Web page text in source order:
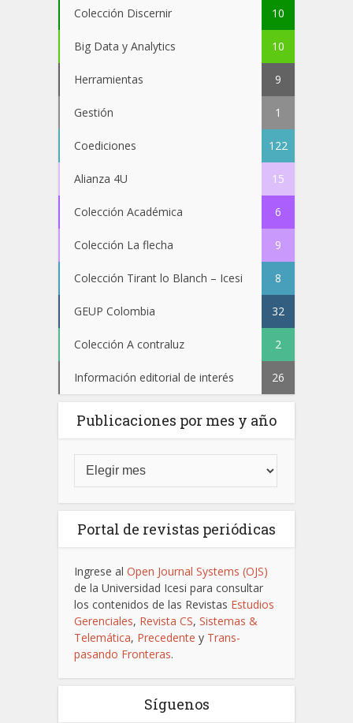
Colección Discernir 10
Big Data y Analytics 10
Herramientas 9
Gestión 1
Coediciones 122
Alianza 4U 15
Colección Académica 6
Colección La flecha 9
Colección Tirant lo Blanch – Icesi 8
GEUP Colombia 32
Colección A contraluz 2
Información editorial de interés 26
Publicaciones por mes y año
Portal de revistas periódicas
Ingrese al Open Journal Systems (OJS)
de la Universidad Icesi para consultar
los contenidos de las Revistas Estudios
Gerenciales, Revista CS, Sistemas &
Telemática, Precedente y Trans-
pasando Fronteras.
Síguenos